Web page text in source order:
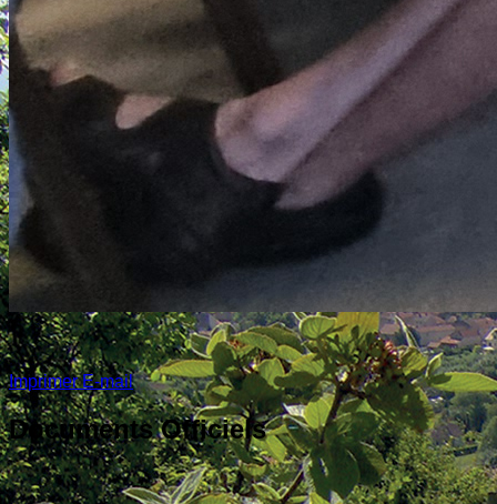
ImprimerE-mail
Documents Officiels